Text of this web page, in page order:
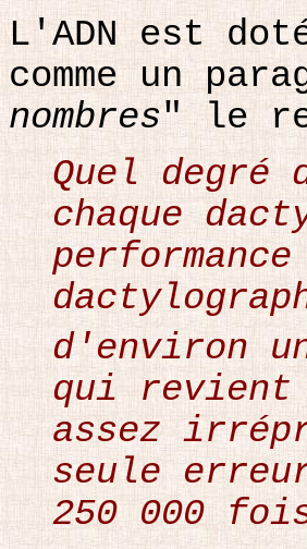
L'ADN est
comme un
nombres" le
Quel
chaque
d'environ
qui
assez
seule
250 000